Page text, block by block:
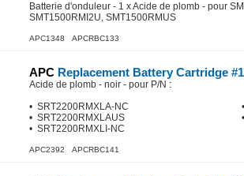
Batterie d'onduleur - 1 x Acide de plomb - pour
SMT1500RMI2U, SMT1500RMUS
APC1348 APCRBC133
APC Replacement Battery Cartridge
Acide de plomb - noir - pour P/N :
• SRT2200RMXLA-NC
• SRT2200RMXLAUS
• SRT2200RMXLI-NC
APC2392 APCRBC141